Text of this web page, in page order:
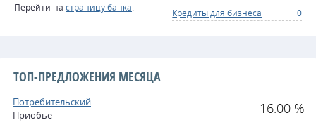
Перейти на страницу банка
Кредиты для бизнеса
0
ТОП-ПРЕДЛОЖЕНИЯ МЕСЯЦА
Потребительский
Приобье
16.00 %